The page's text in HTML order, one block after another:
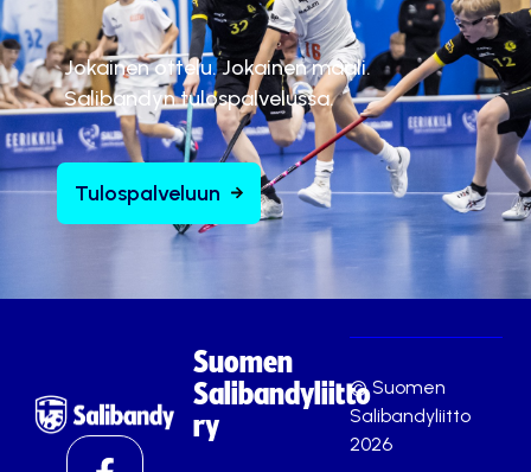
Jokainen ottelu. Jokainen maali.
Salibandyn tulospalvelussa.
Tulospalveluun
Suomen
Salibandyliitto
ry
© Suomen
Salibandyliitto
2026